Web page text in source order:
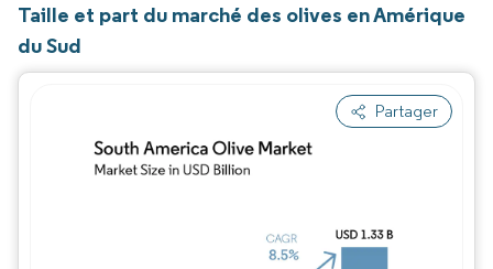
Taille et part du marché des olives en Amérique
du Sud
Partager